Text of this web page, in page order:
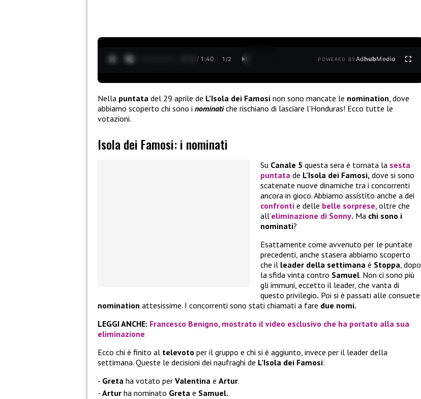
0:13 / 1:40 1 /2 POWERED BYAdhubMedia
Nella puntata del 29 aprile de L’Isola dei Famosi non sono mancate le nomination , dove
abbiamo scoperto chi sono i nominatiche rischiano di lasciare l’Honduras! Ecco tutte le
votazioni.
Isola dei Famosi: i nominati
Su Canale 5 questa sera è tornata la sesta
puntata de L’Isola dei Famosi, dove si sono
scatenate nuove dinamiche tra i concorrenti
ancora in gioco. Abbiamo assistito anche a dei
confronti e delle belle sorprese , oltre che
all’eliminazione di Sonny. Ma chi sono i
nominati?
Esattamente come avvenuto per le puntate
precedenti, anche stasera abbiamo scoperto
che il leader della settimana è Stoppa , dopo
la sfida vinta contro Samuel. Non ci sono più
gli immuni, eccetto il leader, che vanta di
questo privilegio. Poi si è passati alle consuete
nomination attesissime. I concorrenti sono stati chiamati a fare due nomi.
LEGGI ANCHE: Francesco Benigno, mostrato il video esclusivo che ha portato alla sua
eliminazione
Ecco chi è finito al televoto per il gruppo e chi si è aggiunto, invece per il leader della
settimana. Queste le decisioni dei naufraghi de L’Isola dei Famosi:
Greta ha votato per Valentina e Artur.
Artur ha nominato Greta e Samuel.